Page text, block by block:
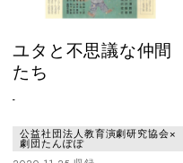
ユタと不思議な仲間
たち
-
公益社団法人教育演劇研究協会×
劇団たんぽぽ